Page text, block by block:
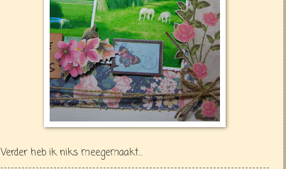
Verder heb ik niks meegemaakt...